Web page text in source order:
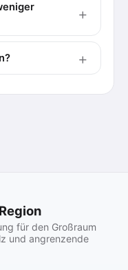
für den Großraum
und angrenzende